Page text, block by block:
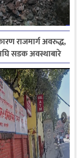
राजमार्ग अवरुद्ध,
सडक अवस्थाबारे
लिन आग्रह